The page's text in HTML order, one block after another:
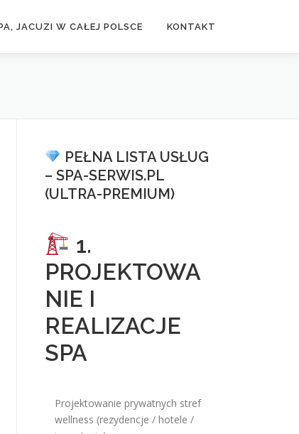
JACUZI W CAŁEJ POLSCE KONTAKT
PEŁNA LISTA USŁUG
– SPA-SERWIS.PL
(ULTRA-PREMIUM)
1.
PROJEKTOWA
NIE I
REALIZACJE
SPA
Projektowanie prywatnych stref
wellness (rezydencje / hotele /